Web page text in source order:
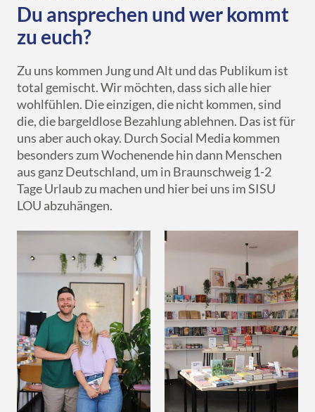
Du ansprechen und wer kommt
zu euch?
Zu uns kommen Jung und Alt und das Publikum ist
total gemischt. Wir möchten, dass sich alle hier
wohlfühlen. Die einzigen, die nicht kommen, sind
die, die bargeldlose Bezahlung ablehnen. Das ist für
uns aber auch okay. Durch Social Media kommen
besonders zum Wochenende hin dann Menschen
aus ganz Deutschland, um in Braunschweig 1-2
Tage Urlaub zu machen und hier bei uns im SISU
LOU abzuhängen.